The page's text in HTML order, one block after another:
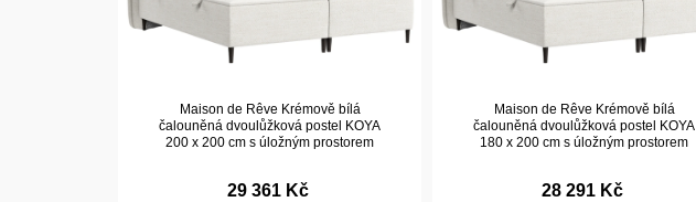
Maison de Rêve Krémově bílá
čalouněná dvoulůžková postel KOYA
200 x 200 cm s úložným prostorem
29 361 Kč
Maison de Rêve Krémově bílá
čalouněná dvoulůžková postel KOYA
180 x 200 cm s úložným prostorem
28 291 Kč